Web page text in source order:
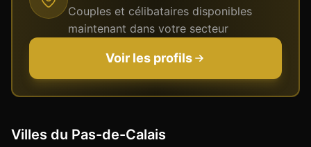
Couples et célibataires disponibles
maintenant dans votre secteur
Voir les profils
Villes du Pas-de-Calais